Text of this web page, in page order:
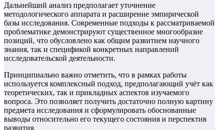
Дальнейший анализ предполагает уточнение
методологического аппарата и расширение эмпирической
базы исследования. Современные подходы к рассматриваемой
проблематике демонстрируют существенное многообразие
позиций, что обусловлено как общим развитием научного
знания, так и спецификой конкретных направлений
исследовательской деятельности.
Принципиально важно отметить, что в рамках работы
используется комплексный подход, предполагающий учёт как
теоретических, так и прикладных аспектов изучаемого
вопроса. Это позволяет получить достаточно полную картину
предмета исследования и сформулировать обоснованные
выводы относительно его текущего состояния и перспектив
развития.